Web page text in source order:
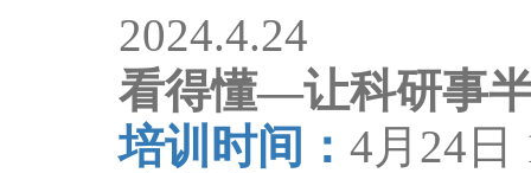
2024.4.24
看得懂—让科研事
培训时间： 4月 24 日